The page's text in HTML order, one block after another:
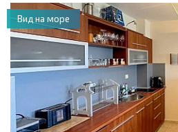
Вид на море